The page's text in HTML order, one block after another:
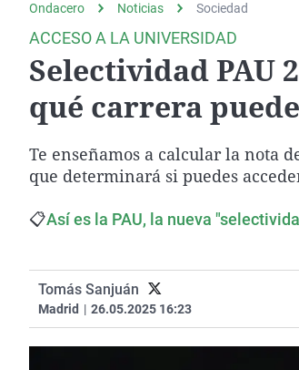
Como el perro y elEquipo de
Negra
Ondacero Noticias Sociedad
ACCESO A LA UNIVERSIDAD
Selectividad PAU
qué carrera
Te enseñamos a calcular la nota
que determinará si puedes
📋Así es la PAU, la nueva
Tomás Sanjuán
Madrid | 26.05.2025 16:23